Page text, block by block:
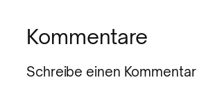
Kommentare
Schreibe einen Kommentar